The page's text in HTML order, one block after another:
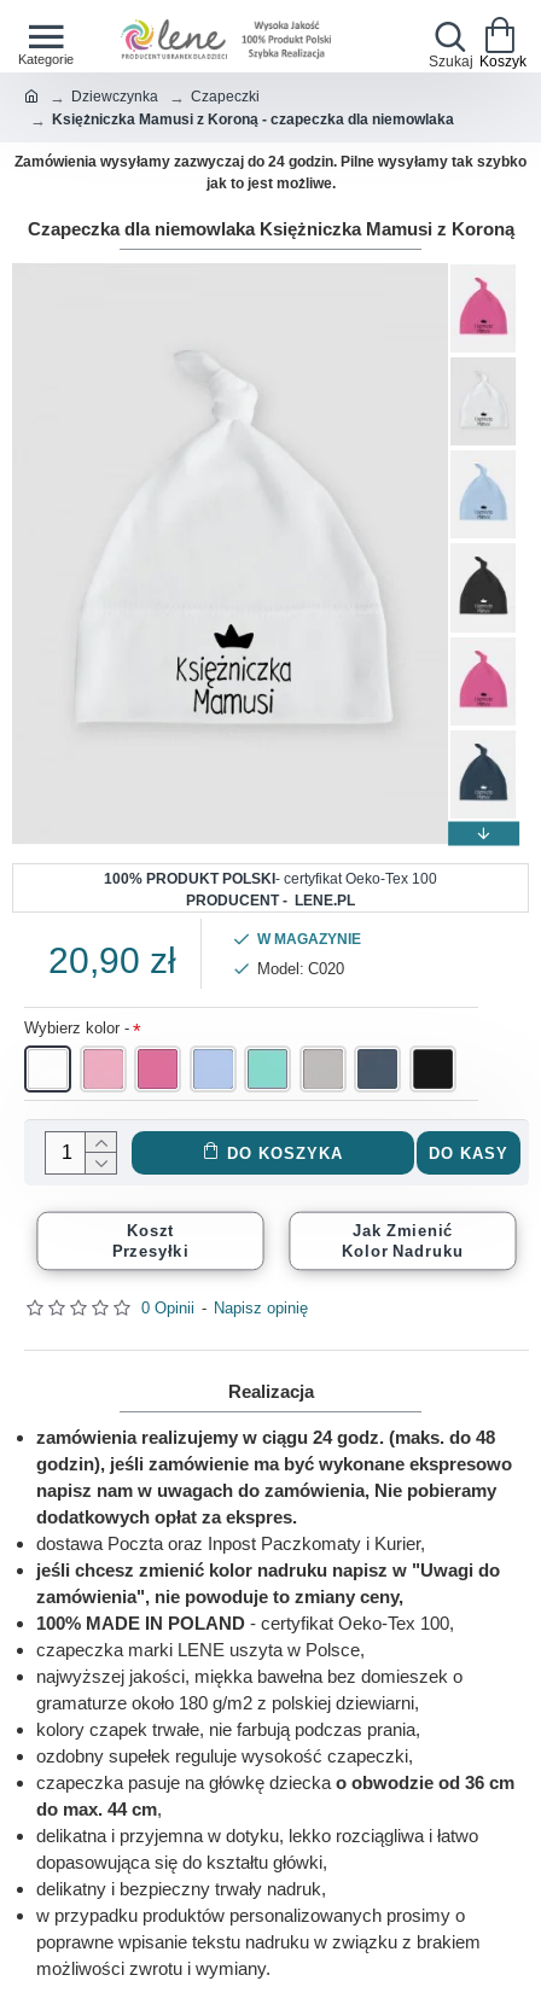
Dziewczynka
Czapeczki
Księżniczka Mamusi z Koroną - czapeczka dla niemowlaka
Zamówienia wysyłamy zazwyczaj do 24 godzin. Pilne wysyłamy tak szybko
jak to jest możliwe.
Czapeczka dla niemowlaka Księżniczka Mamusi z Koroną
100% PRODUKT POLSKI - certyfikat Oeko-Tex 100
PRODUCENT - LENE.PL
0 Opinii - Napisz opinię
20,90 zł
W MAGAZYNIE
Model: C020
Wybierz kolor -
DO KOSZYKA DO KASY
Koszt
Przesyłki
Jak Zmienić
Kolor Nadruku
Realizacja
zamówienia realizujemy w ciągu 24 godz. (maks. do 48
godzin), jeśli zamówienie ma być wykonane ekspresowo
napisz nam w uwagach do zamówienia, Nie pobieramy
dodatkowych opłat za ekspres.
dostawa Poczta oraz Inpost Paczkomaty i Kurier,
jeśli chcesz zmienić kolor nadruku napisz w "Uwagi do
zamówienia", nie powoduje to zmiany ceny,
100% MADE IN POLAND - certyfikat Oeko-Tex 100,
czapeczka marki LENE uszyta w Polsce,
najwyższej jakości, miękka bawełna bez domieszek o
gramaturze około 180 g/m2 z polskiej dziewiarni,
kolory czapek trwałe, nie farbują podczas prania,
ozdobny supełek reguluje wysokość czapeczki,
czapeczka pasuje na główkę dziecka o obwodzie od 36 cm
do max. 44 cm,
delikatna i przyjemna w dotyku, lekko rozciągliwa i łatwo
dopasowująca się do kształtu główki,
delikatny i bezpieczny trwały nadruk,
w przypadku produktów personalizowanych prosimy o
poprawne wpisanie tekstu nadruku w związku z brakiem
możliwości zwrotu i wymiany.